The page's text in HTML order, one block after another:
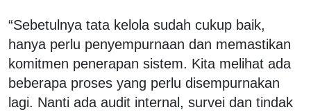
“Sebetulnya tata kelola sudah cukup baik,
hanya perlu penyempurnaan dan memastikan
komitmen penerapan sistem. Kita melihat ada
beberapa proses yang perlu disempurnakan
lagi. Nanti ada audit internal, survei dan tindak